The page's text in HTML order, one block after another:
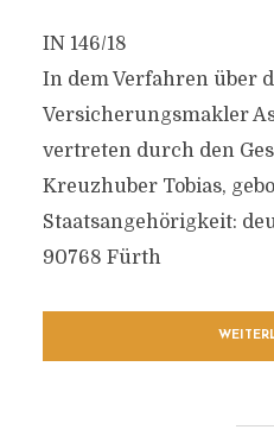
IN 146/18
In dem Verfahren über
Versicherungsmakler
vertreten durch den
Kreuzhuber Tobias,
Staatsangehörigkeit:
90768 Fürth